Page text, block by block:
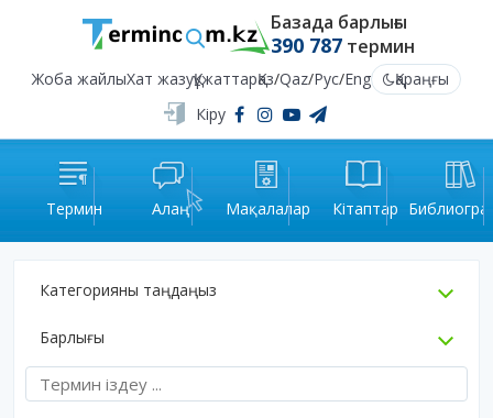
Базада барлығы
390 787термин
Жоба жайлыХат жазуҚұжаттарҚаз/Qaz/Рус/Eng
Қараңғы
Кіру
Термин Алаң Мақалалар Кітаптар
Категорияны таңдаңыз
Барлығы